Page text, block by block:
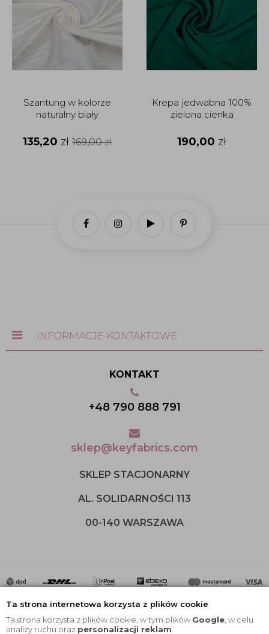
Ta strona internetowa korzysta z plików cookie
Ta strona korzysta z plików cookie, w tym plików Google , w celu
analizy ruchu oraz personalizacji reklam
Szantung w kolorze
naturalny biały
135,20 zł 169,00zł
Krepa jedwabna 100%
zielona cienka
190,00 zł
INFORMACJE KONTAKTOWE
KONTAKT
+48 790 888 791
sklep@keyfabrics.com
SKLEP STACJONARNY
AL. SOLIDARNOŚCI 113
00-140 WARSZAWA